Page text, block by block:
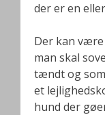
der er en
Der kan
man skal
tændt og
et
hund der